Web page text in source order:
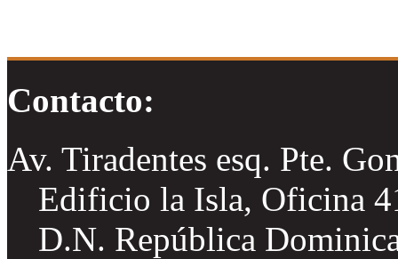
Contacto:
Av. Tiradentes esq. Pte.
Edificio la Isla, Oficina
D.N. República